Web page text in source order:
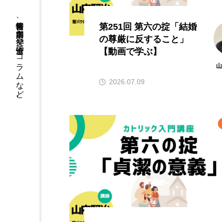
書籍情報、店舗案内、神父や修道士のコラムなど。
第251回 第六の掟「結婚
の尊厳に反すること」
【動画で学ぶ】
2026.07.09